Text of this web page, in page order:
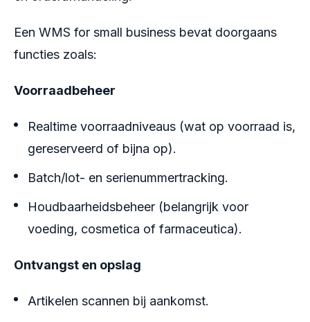
Een WMS for small business bevat doorgaans
functies zoals:
Voorraadbeheer
Realtime voorraadniveaus (wat op voorraad is,
gereserveerd of bijna op).
Batch/lot- en serienummertracking.
Houdbaarheidsbeheer (belangrijk voor
voeding, cosmetica of farmaceutica).
Ontvangst en opslag
Artikelen scannen bij aankomst.